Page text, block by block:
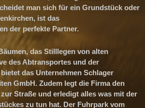
man sich für ein Grundstück oder
ist das
der perfekte Partner.
das Stilllegen von alten
des Abtransportes und der
das Unternehmen Schlager
GmbH. Zudem legt die Firma den
Straße und erledigt alles was mit der
zu tun hat. Der Fuhrpark vom